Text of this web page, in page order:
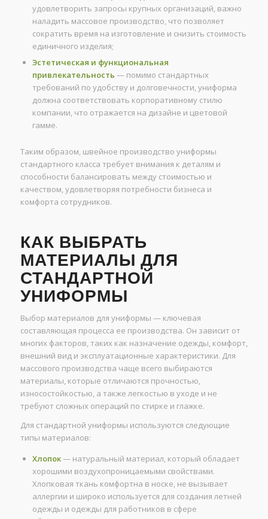
удовлетворить запросы крупных организаций, важно
наладить массовое производство, что позволяет
сократить время на изготовление и снизить стоимость
единичного изделия;
Эстетическая и функциональная
привлекательность — помимо стандартных
требований по удобству и долговечности, униформа
должна соответствовать корпоративному стилю
компании, что отражается на дизайне и цветовой
гамме.
Таким образом, швейное производство униформы
стандартного класса требует внимания к деталям и
способности балансировать между стоимостью и
качеством, удовлетворяя потребности бизнеса и
комфорта сотрудников.
КАК ВЫБРАТЬ
МАТЕРИАЛЫ ДЛЯ
СТАНДАРТНОЙ
УНИФОРМЫ
Выбор материалов для униформы — ключевая
составляющая процесса ее производства. Он зависит от
многих факторов, таких как назначение одежды, комфорт,
внешний вид и эксплуатационные характеристики. Для
массового производства чаще всего выбираются
материалы, которые отличаются прочностью,
износостойкостью, а также легкостью в уходе и не
требуют сложных операций по стирке и глажке.
Для стандартной униформы используются следующие
типы материалов:
Хлопок— натуральный материал, который обладает
хорошими воздухопроницаемыми свойствами.
Хлопковая ткань комфортна в носке, не вызывает
аллергии и широко используется для создания летней
одежды и одежды для работников в сфере